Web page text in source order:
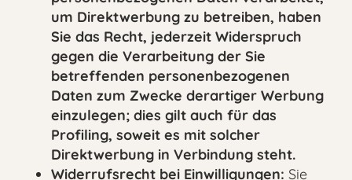
um Direktwerbung zu betreiben, haben
Sie das Recht, jederzeit Widerspruch
gegen die Verarbeitung der Sie
betreffenden personenbezogenen
Daten zum Zwecke derartiger Werbung
einzulegen; dies gilt auch für das
Profiling, soweit es mit solcher
Direktwerbung in Verbindung steht.
Widerrufsrecht bei Einwilligungen: Sie